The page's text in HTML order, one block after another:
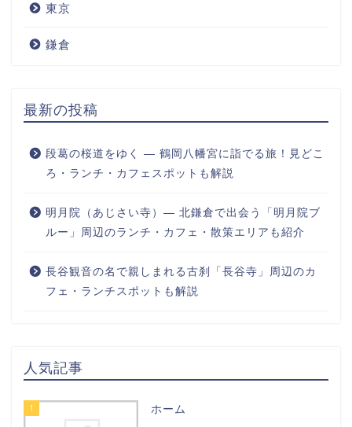
東京
鎌倉
最新の投稿
段葛の桜道をゆく ― 鶴岡八幡宮に詣でる旅！見どこ
ろ・ランチ・カフェスポットも解説
明月院（あじさい寺）― 北鎌倉で出会う「明月院ブ
ルー」周辺のランチ・カフェ・散策エリアも紹介
長谷観音の名で親しまれる古刹「長谷寺」周辺のカ
フェ・ランチスポットも解説
人気記事
1 ホーム